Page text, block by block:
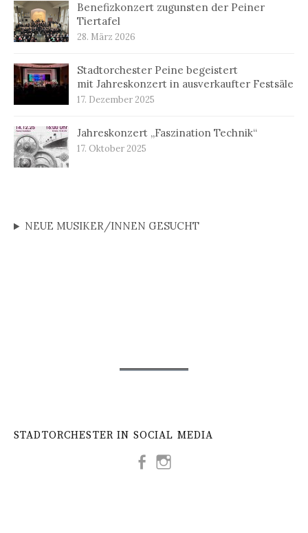
Benefizkonzert zugunsten der Peiner
Tiertafel
28. März 2026
Stadtorchester Peine begeistert
mit Jahreskonzert in ausverkaufter Festsäle
17. Dezember 2025
Jahreskonzert „Faszination Technik“
17. Oktober 2025
NEUE MUSIKER/INNEN GESUCHT
STADTORCHESTER IN SOCIAL MEDIA